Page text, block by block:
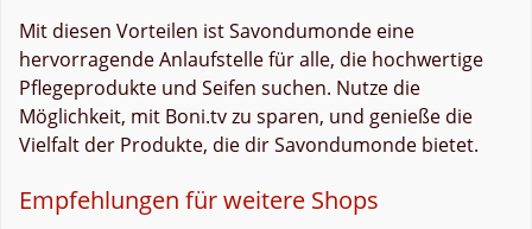
Mit diesen Vorteilen ist Savondumonde eine
hervorragende Anlaufstelle für alle, die hochwertige
Pflegeprodukte und Seifen suchen. Nutze die
Möglichkeit, mit Boni.tv zu sparen, und genieße die
Vielfalt der Produkte, die dir Savondumonde bietet.
Empfehlungen für weitere Shops